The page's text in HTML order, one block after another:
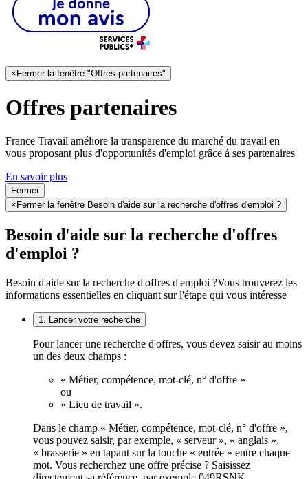
×Fermer la fenêtre "Offres partenaires"
Offres partenaires
France Travail améliore la transparence du marché du travail en
vous proposant plus d'opportunités d'emploi grâce à ses partenaires
En savoir plus
Fermer
× Fermer la fenêtre Besoin d'aide sur la recherche d'offres d'emploi ?
Besoin d'aide sur la recherche d'offres
d'emploi ?
Besoin d'aide sur la recherche d'offres d'emploi ?Vous trouverez les
informations essentielles en cliquant sur l'étape qui vous intéresse
1. Lancer votre recherche
Pour lancer une recherche d'offres, vous devez saisir au moins
un des deux champs :
« Métier, compétence, mot-clé, n° d'offre »
ou
« Lieu de travail ».
Dans le champ « Métier, compétence, mot-clé, n° d'offre »,
vous pouvez saisir, par exemple, « serveur », « anglais »,
« brasserie » en tapant sur la touche « entrée » entre chaque
mot. Vous recherchez une offre précise ? Saisissez